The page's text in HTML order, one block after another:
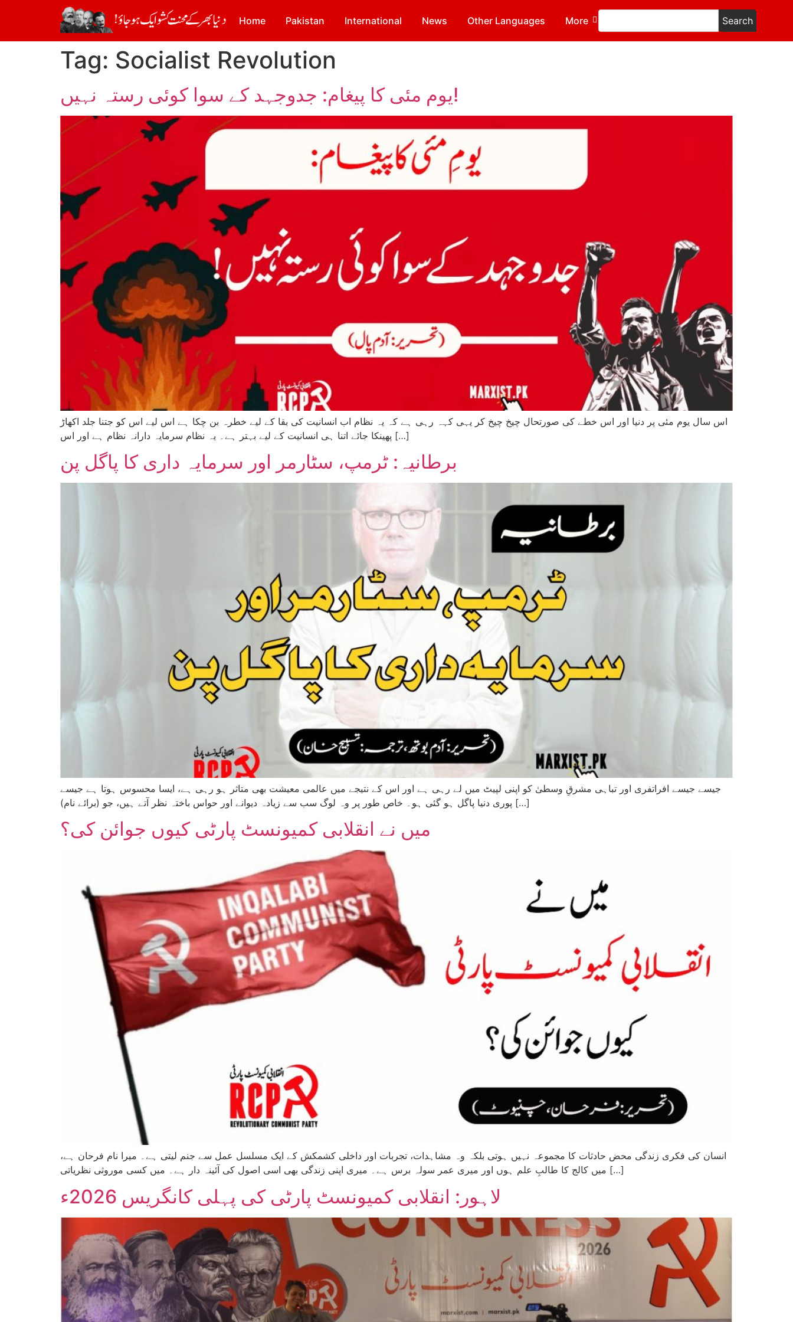
Home Pakistan International News Other Languages More Search
Tag: Socialist Revolution
یوم مئی کا پیغام: جدوجہد کے سوا کوئی رستہ نہیں!
اس سال یوم مئی پر دنیا اور اس خطے کی صورتحال چیخ چیخ کر یہی کہہ رہی ہے کہ یہ نظام اب انسانیت کی بقا کے لیے خطرہ بن چکا ہے اس لیے اس کو جتنا جلد اکھاڑ
پھینکا جائے اتنا ہی انسانیت کے لیے بہتر ہے۔ یہ نظام سرمایہ دارانہ نظام ہے اور اس […]
برطانیہ: ٹرمپ، سٹارمر اور سرمایہ داری کا پاگل پن
جیسے جیسے افراتفری اور تباہی مشرقِ وسطیٰ کو اپنی لپیٹ میں لے رہی ہے اور اس کے نتیجے میں عالمی معیشت بھی متاثر ہو رہی ہے، ایسا محسوس ہوتا ہے جیسے
پوری دنیا پاگل ہو گئی ہو۔ خاص طور پر وہ لوگ سب سے زیادہ دیوانے اور حواس باختہ نظر آتے ہیں، جو (برائے نام) […]
میں نے انقلابی کمیونسٹ پارٹی کیوں جوائن کی؟
انسان کی فکری زندگی محض حادثات کا مجموعہ نہیں ہوتی بلکہ وہ مشاہدات، تجربات اور داخلی کشمکش کے ایک مسلسل عمل سے جنم لیتی ہے۔ میرا نام فرحان ہے،
میں کالج کا طالبِ علم ہوں اور میری عمر سولہ برس ہے۔ میری اپنی زندگی بھی اسی اصول کی آئینہ دار ہے۔ میں کسی موروثی نظریاتی […]
لاہور: انقلابی کمیونسٹ پارٹی کی پہلی کانگریس 2026ء